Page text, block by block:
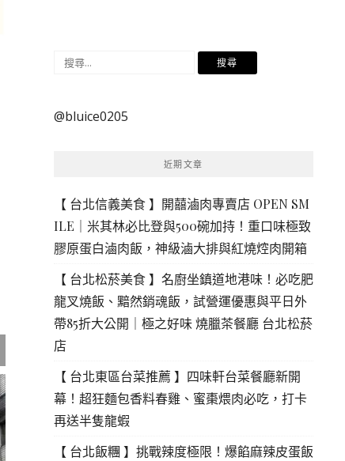
搜
鍵
@bluice0205
近期文章
【 台北信義美食 】開囍滷肉專賣店 OPEN SM
ILE｜米其林必比登與500碗加持！重口味極致
膠原蛋白滷肉飯，神級滷大排與紅燒焢肉開箱
【 台北松菸美食 】名廚坐鎮道地港味！必吃肥
龍叉燒飯、黯然銷魂飯，試營運優惠與平日外
帶85折大公開｜極之好味 燒臘茶餐廳 台北松菸
店
【 台北東區台菜推薦 】四味軒台菜餐廳新開
幕！超狂麵包香料春雞、蜜棗煨肉必吃，打卡
再送半隻龍蝦
【 台北飯糰 】挑戰辣度極限！爆餡麻辣皮蛋飯